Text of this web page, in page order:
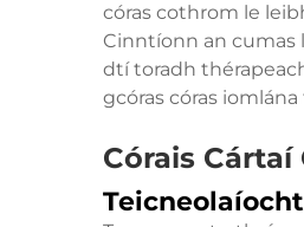
córas cothrom le
Cinntíonn an cumas
dtí toradh
gcóras córas iomlána
Córais Cártaí